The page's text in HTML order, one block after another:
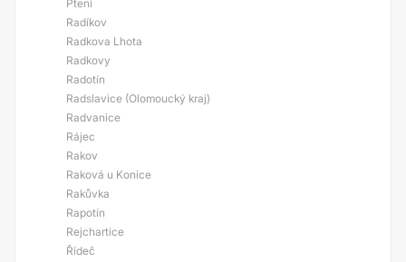
Ptení
Radíkov
Radkova Lhota
Radkovy
Radotín
Radslavice (Olomoucký kraj)
Radvanice
Rájec
Rakov
Raková u Konice
Rakůvka
Rapotín
Rejchartice
Řídeč